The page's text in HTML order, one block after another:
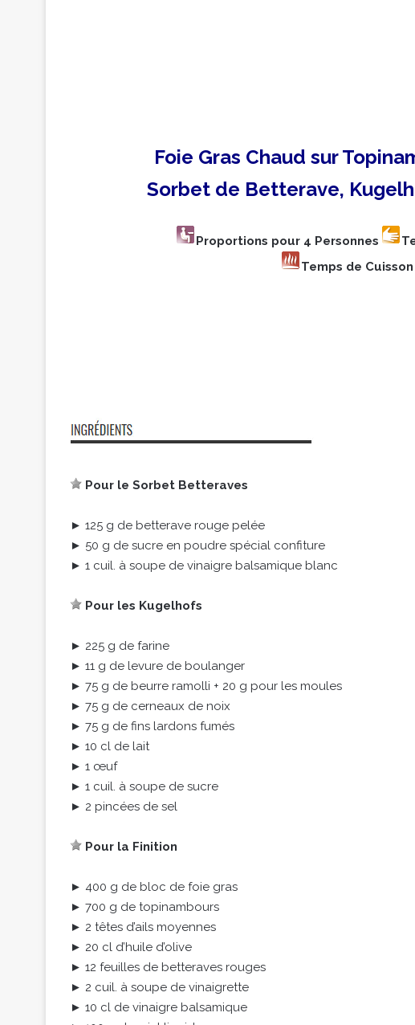
Foie Gras Chaud sur
Sorbet de Betterave,
Proportions pour 4 Personnes
Temps de
Pour le Sorbet Betteraves
► 125 g de betterave rouge pelée
► 50 g de sucre en poudre spécial confiture
► 1 cuil. à soupe de vinaigre balsamique blanc
Pour les Kugelhofs
► 225 g de farine
► 11 g de levure de boulanger
► 75 g de beurre ramolli + 20 g pour les moules
► 75 g de cerneaux de noix
► 75 g de fins lardons fumés
► 10 cl de lait
► 1 œuf
► 1 cuil. à soupe de sucre
► 2 pincées de sel
Pour la Finition
► 400 g de bloc de foie gras
► 700 g de topinambours
► 2 têtes d’ails moyennes
► 20 cl d’huile d’olive
► 12 feuilles de betteraves rouges
► 2 cuil. à soupe de vinaigrette
► 10 cl de vinaigre balsamique